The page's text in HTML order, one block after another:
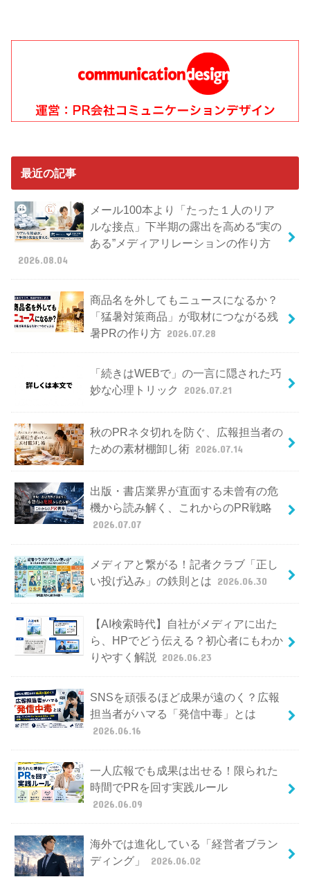
最近の記事
メール100本より「たった１人のリア
ルな接点」下半期の露出を高める“実の
ある”メディアリレーションの作り方
2026.08.04
商品名を外してもニュースになるか？
「猛暑対策商品」が取材につながる残
暑PRの作り方 2026.07.28
「続きはWEBで」の一言に隠された巧
妙な心理トリック
2026.07.21
秋のPRネタ切れを防ぐ、広報担当者の
ための素材棚卸し術 2026.07.14
出版・書店業界が直面する未曾有の危
機から読み解く、これからのPR戦略
2026.07.07
メディアと繋がる！記者クラブ「正し
い投げ込み」の鉄則とは 2026.06.30
【AI検索時代】自社がメディアに出た
ら、HPでどう伝える？初心者にもわか
りやすく解説
2026.06.23
SNSを頑張るほど成果が遠のく？広報
担当者がハマる「発信中毒」とは
2026.06.16
一人広報でも成果は出せる！限られた
時間でPRを回す実践ルール
2026.06.09
海外では進化している「経営者ブラン
ディング」
2026.06.02